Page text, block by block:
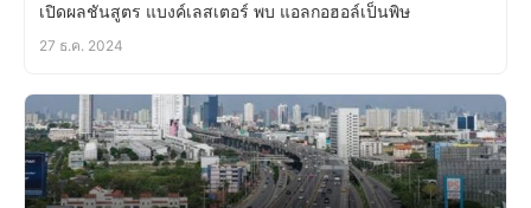
เปิดผลชันสูตร แบงค์เลสเตอร์ พบ แอลกอฮอล์เป็นพิษ
27 ธ.ค. 2024